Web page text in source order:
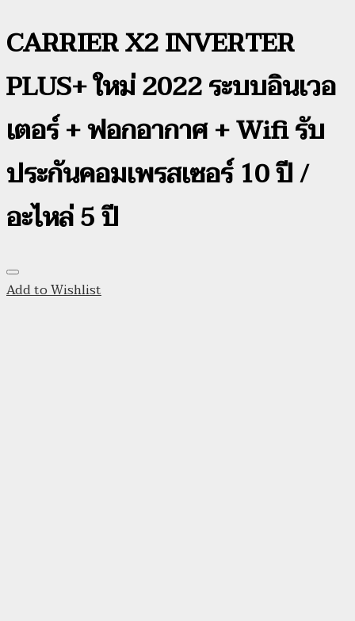
CARRIER X2 INVERTER
PLUS+ ใหม่ 2022 ระบบอินเวอ
เตอร์ + ฟอกอากาศ + Wifi รับ
ประกันคอมเพรสเซอร์ 10 ปี /
อะไหล่ 5 ปี
Add to Wishlist